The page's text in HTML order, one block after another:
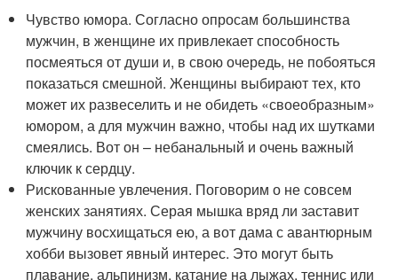
Чувство юмора. Согласно опросам большинства
мужчин, в женщине их привлекает способность
посмеяться от души и, в свою очередь, не побояться
показаться смешной. Женщины выбирают тех, кто
может их развеселить и не обидеть «своеобразным»
юмором, а для мужчин важно, чтобы над их шутками
смеялись. Вот он – небанальный и очень важный
ключик к сердцу.
Рискованные увлечения. Поговорим о не совсем
женских занятиях. Серая мышка вряд ли заставит
мужчину восхищаться ею, а вот дама с авантюрным
хобби вызовет явный интерес. Это могут быть
плавание, альпинизм, катание на лыжах, теннис или